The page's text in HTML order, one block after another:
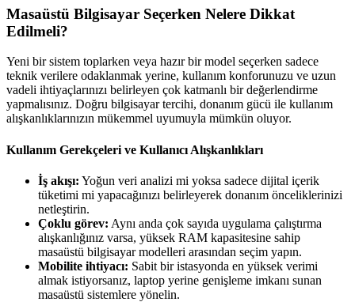
Masaüstü Bilgisayar Seçerken Nelere Dikkat
Edilmeli?
Yeni bir sistem toplarken veya hazır bir model seçerken sadece
teknik verilere odaklanmak yerine, kullanım konforunuzu ve uzun
vadeli ihtiyaçlarınızı belirleyen çok katmanlı bir değerlendirme
yapmalısınız. Doğru bilgisayar tercihi, donanım gücü ile kullanım
alışkanlıklarınızın mükemmel uyumuyla mümkün oluyor.
Kullanım Gerekçeleri ve Kullanıcı Alışkanlıkları
İş akışı: Yoğun veri analizi mi yoksa sadece dijital içerik
tüketimi mi yapacağınızı belirleyerek donanım önceliklerinizi
netleştirin.
Çoklu görev: Aynı anda çok sayıda uygulama çalıştırma
alışkanlığınız varsa, yüksek RAM kapasitesine sahip
masaüstü bilgisayar modelleri arasından seçim yapın.
Mobilite ihtiyacı: Sabit bir istasyonda en yüksek verimi
almak istiyorsanız, laptop yerine genişleme imkanı sunan
masaüstü sistemlere yönelin.